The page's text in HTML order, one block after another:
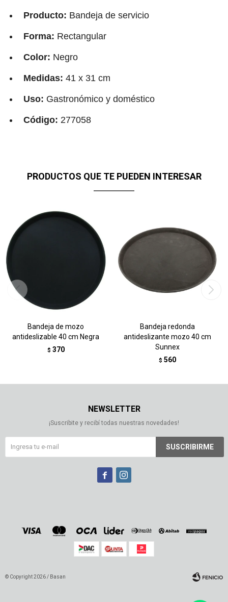
Producto: Bandeja de servicio
Forma: Rectangular
Color: Negro
Medidas: 41 x 31 cm
Uso: Gastronómico y doméstico
Código: 277058
PRODUCTOS QUE TE PUEDEN INTERESAR
Bandeja de mozo
antideslizable 40 cm Negra
$ 370
Bandeja redonda
antideslizante mozo 40 cm
Sunnex
$ 560
NEWSLETTER
¡Suscribite y recibí todas nuestras novedades!
SUSCRIBIRME
 
© Copyright 2026 / Basan